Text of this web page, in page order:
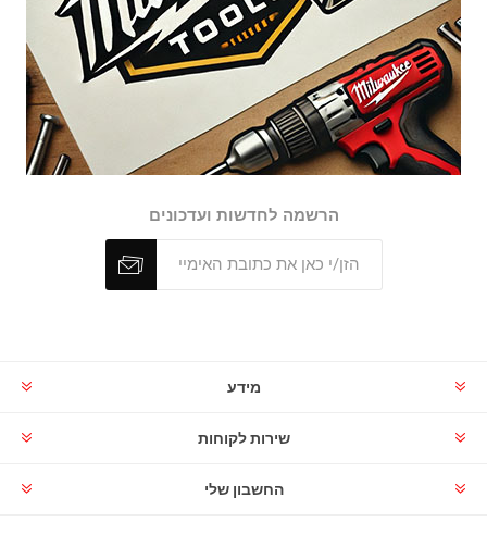
הרשמה לחדשות ועדכונים
מידע
שירות לקוחות
החשבון שלי